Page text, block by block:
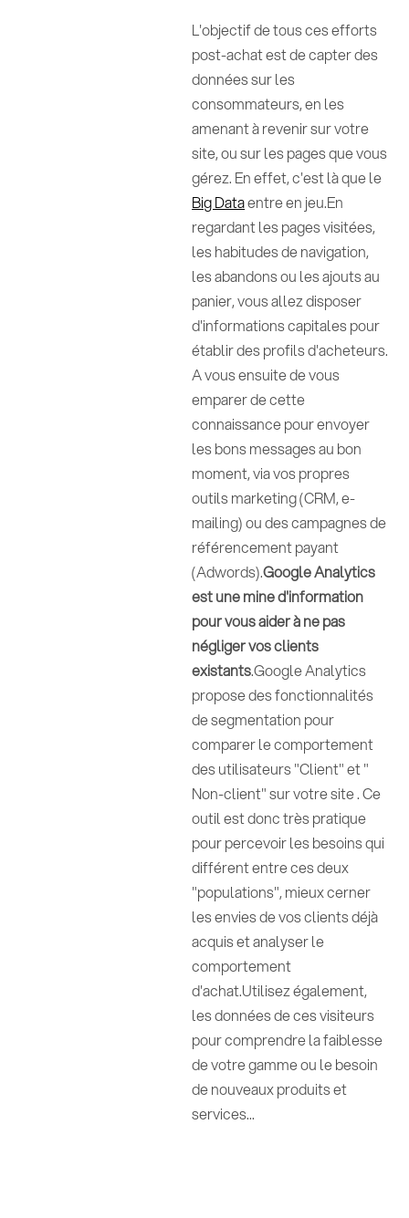
L'objectif de tous ces efforts
post-achat est de capter des
données sur les
consommateurs, en les
amenant à revenir sur votre
site, ou sur les pages que vous
gérez. En effet, c'est là que le
Big Dataentre en jeu.En
regardant les pages visitées,
les habitudes de navigation,
les abandons ou les ajouts au
panier, vous allez disposer
d'informations capitales pour
établir des profils d'acheteurs.
A vous ensuite de vous
emparer de cette
connaissance pour envoyer
les bons messages au bon
moment, via vos propres
outils marketing (CRM, e-
mailing) ou des campagnes de
référencement payant
(Adwords).Google Analytics
est une mine d'information
pour vous aider à ne pas
négliger vos clients
existants.Google Analytics
propose des fonctionnalités
de segmentation pour
comparer le comportement
des utilisateurs "Client" et "
Non-client" sur votre site . Ce
outil est donc très pratique
pour percevoir les besoins qui
différent entre ces deux
"populations", mieux cerner
les envies de vos clients déjà
acquis et analyser le
comportement
d'achat.Utilisez également,
les données de ces visiteurs
pour comprendre la faiblesse
de votre gamme ou le besoin
de nouveaux produits et
services...